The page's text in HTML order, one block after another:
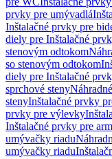
prvky pre umývadlá
Inštalačné prvky pre
diely pre Inštalačné
stenovým odtokom
so stenovým odtokom
diely pre Inštalačné
sprchové steny
stenyInštalačné prvky
prvky pre výlevky
Inštalačné prvky pre
umývačky riadu
umývačky riadu